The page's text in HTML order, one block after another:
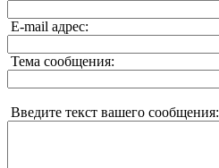
E-mail адрес:
Тема сообщения:
Введите текст вашего сообщения: